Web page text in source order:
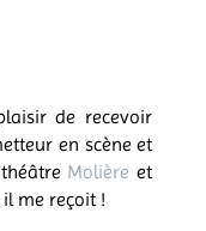
de recevoir
en scène et
Molière et
me reçoit !